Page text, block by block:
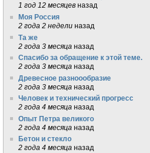
1 год 12 месяцев назад
Моя Россия
2 года 2 недели назад
Та же
2 года 3 месяца назад
Спасибо за обращение к этой теме.
2 года 3 месяца назад
Древесное разноообразие
2 года 3 месяца назад
Человек и технический прогресс
2 года 4 месяца назад
Опыт Петра великого
2 года 4 месяца назад
Бетон и стекло
2 года 4 месяца назад